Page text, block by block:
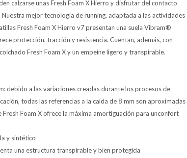
calzarse unas Fresh Foam X Hierro y disfrutar del contacto
Nuestra mejor tecnología de running, adaptada a las actividades
Fresh Foam X Hierro v7 presentan una suela Vibram®
protección, tracción y resistencia. Cuentan, además, con
Fresh Foam X y un empeine ligero y transpirable.
debido a las variaciones creadas durante los procesos de
todas las referencias a la caída de 8 mm son aproximadas
Fresh Foam X ofrece la máxima amortiguación para unconfort
y sintético
una estructura transpirable y bien protegida